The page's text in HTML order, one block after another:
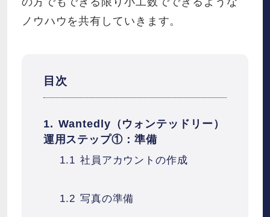
ノウハウを共有していきます。
目次
Wantedly（ウォンテッドリー）
運用ステップ①：準備
社員アカウントの作成
写真の準備